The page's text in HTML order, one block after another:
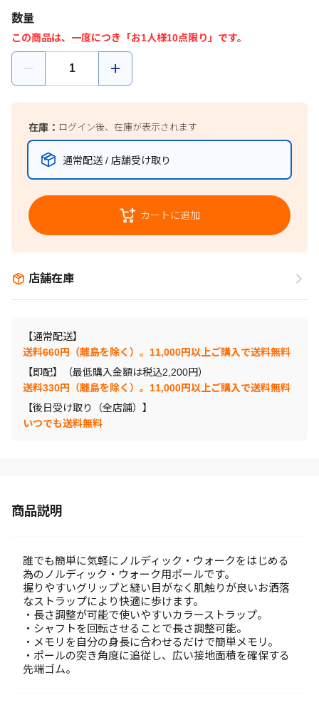
数量
この商品は、一度につき「お1人様10点限り」です。
在庫： ログイン後、在庫が表示されます
通常配送 / 店舗受け取り
カートに追加
店舗在庫
【通常配送】
送料660円（離島を除く）。11,000円以上ご購入で送料無料
【即配】（最低購入金額は税込2,200円）
送料330円（離島を除く）。11,000円以上ご購入で送料無料
【後日受け取り（全店舗）】
いつでも送料無料
商品説明
誰でも簡単に気軽にノルディック・ウォークをはじめる
為のノルディック・ウォーク用ポールです。
握りやすいグリップと縫い目がなく肌触りが良いお洒落
なストラップにより快適に歩けます。
・長さ調整が可能で使いやすいカラーストラップ。
・シャフトを回転させることで長さ調整可能。
・メモリを自分の身長に合わせるだけで簡単メモリ。
・ポールの突き角度に追従し、広い接地面積を確保する
先端ゴム。